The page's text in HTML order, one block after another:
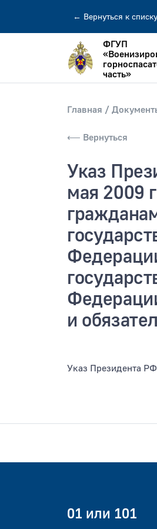
← Вернуться к
Публикация не
ФГУП
часть»
Главная
⟵ Вернуться
Указ
мая 2009
и
Указ Президента
01 или 101